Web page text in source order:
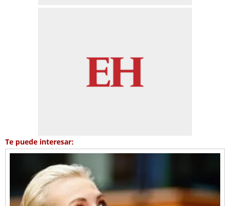
Te puede interesar: